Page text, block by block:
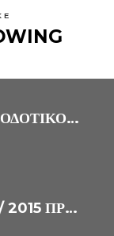
ΔΙΑΚΗΡΥΞΗ ΠΡΟΧΕΙΡΟΥ ΜΕΙΟΔΟΤΙΚΟΥ ΔΙΑΓΩΝΙΣΜΟΥ ΓΙΑ ΤΗΝ ΑΝΑΔΕΙΞΗ ΑΝΑΔΟΧΟΥ ΠΑΡΟΧΗΣ ΥΠΗΡΕΣΙΩΝ ΚΑΘΑΡΙΣΜΟΥ ΚΤΙΡΙΩΝ ΣΤΟΥΣ ΧΩΡΟΥΣ ΤΟΥ Γ.Ν. ΑΡΤΑΣ ΚΑΙ ΤΩΝ ΤΜΗΜΑΤΩΝ ΑΡΜΟΔΙΟΤΗΤΑΣ ΤΟΥ : Δ.Ι.Ε.Κ. Γ.Ν. ΑΡΤΑΣ & ΚΕ.Φ.Ι.ΑΠ. ΑΡΤΑΣ ΜΕ ΑΡΙΘΜ. ΔΙΑΚ. Δ.Σ. 15/2016
ΔΙΑΚΗΡΥΞΗ ΑΡΙΘΜ. Δ.Σ. 163 / 2015 ΠΡΟΧΕΙΡΟΥ ΜΕΙΟΔΟΤΙΚΟΥ ΔΙΑΓΩΝΙΣΜΟΥ ΓΙΑ ΤΗΝ ΓΙΑ ΤΗΝ ΑΝΑΔΕΙΞΗ ΑΝΑΔΟΧΟΥ ΠΑΡΟΧΗΣ ΥΠΗΡΕΣΙΩΝ ΚΑΘΑΡΙΟΤΗΤΑΣ ΣΤΟΥΣ ΧΏΡΟΥΣ ΤΟΥ Γ.Ν. ΆΡΤΑΣ, Δ.Ι.Ε.Κ. ΒΟΗΘΏΝ ΝΟΣΗΛΕΥΤΙΚΉΣ ΓΕΝΙΚΉΣ ΝΟΣΗΛΕΊΑΣ Γ.Ν. ΆΡΤΑΣ & ΚΕ. Φ. Ι. ΑΠ ΆΡΤΑΣ, ΓΙΑ ΔΥ